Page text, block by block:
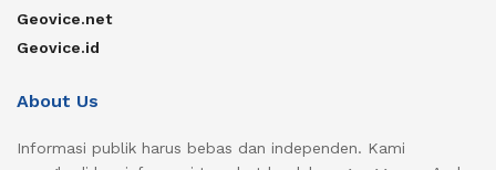
Geovice.net
Geovice.id
About Us
Informasi publik harus bebas dan independen. Kami